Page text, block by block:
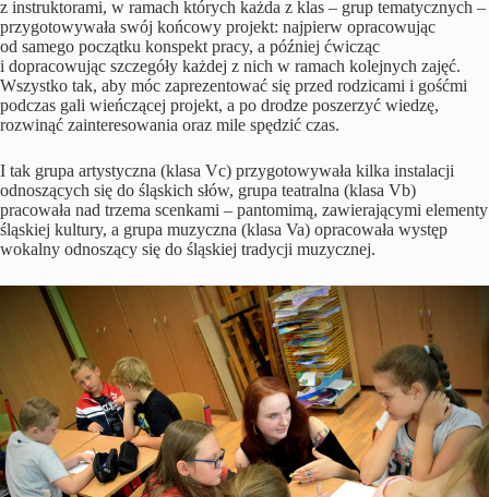
z instruktorami, w ramach których każda z klas – grup tematycznych –
przygotowywała swój końcowy projekt: najpierw opracowując
od samego początku konspekt pracy, a później ćwicząc
i dopracowując szczegóły każdej z nich w ramach kolejnych zajęć.
Wszystko tak, aby móc zaprezentować się przed rodzicami i gośćmi
podczas gali wieńczącej projekt, a po drodze poszerzyć wiedzę,
rozwinąć zainteresowania oraz mile spędzić czas.
I tak grupa artystyczna (klasa Vc) przygotowywała kilka instalacji
odnoszących się do śląskich słów, grupa teatralna (klasa Vb)
pracowała nad trzema scenkami – pantomimą, zawierającymi elementy
śląskiej kultury, a grupa muzyczna (klasa Va) opracowała występ
wokalny odnoszący się do śląskiej tradycji muzycznej.